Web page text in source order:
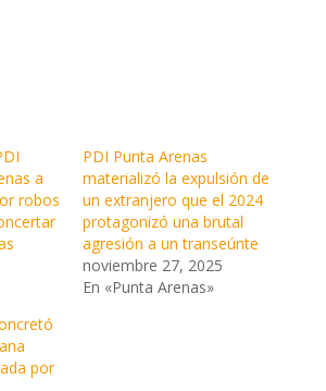
a
robos
PDI Punta Arenas
materializó la expulsión de
un extranjero que el 2024
protagonizó una brutal
agresión a un transeúnte
noviembre 27, 2025
En «Punta Arenas»
por